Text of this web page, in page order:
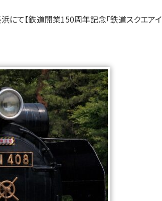
にて【鉄道開業150周年記念「鉄道スクエアイ